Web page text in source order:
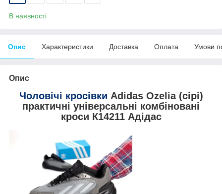
В наявності
Опис Характеристики Доставка Оплата Умови
Опис
Чоловічі кросівки Adidas Ozelia (сірі)
практичні універсальні комбіновані
кроси К14211 Адідас